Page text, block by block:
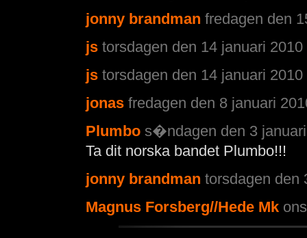
jonny brandman fredagen den
js torsdagen den 14 januari
js torsdagen den 14 januari
jonas fredagen den 8 januari
Plumbo s�ndagen den 3
Ta dit norska bandet Plumbo!!!
jonny brandman torsdagen den
Magnus Forsberg//Hede Mk